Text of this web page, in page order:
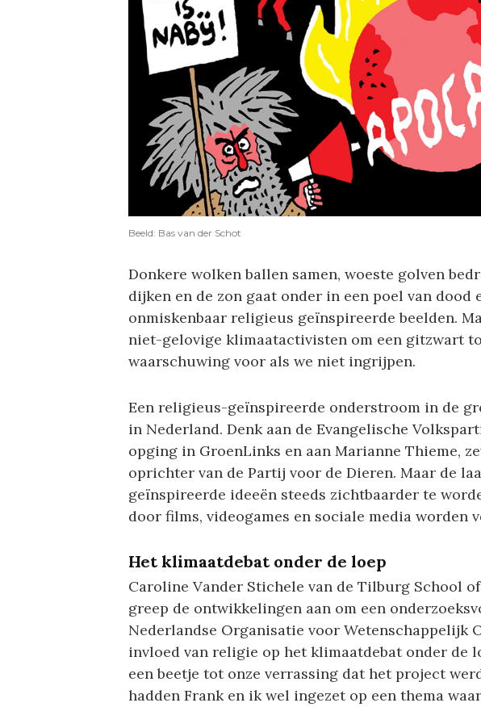
Beeld: Bas van der Schot
Donkere wolken ballen samen, woeste golven
dijken en de zon gaat onder in een poel van dood
onmiskenbaar religieus geïnspireerde beelden.
niet-gelovige klimaatactivisten om een gitzwart
waarschuwing voor als we niet ingrijpen.
Een religieus-geïnspireerde onderstroom in de
in Nederland. Denk aan de Evangelische
opging in GroenLinks en aan Marianne Thieme,
oprichter van de Partij voor de Dieren. Maar de
geïnspireerde ideeën steeds zichtbaarder te
door films, videogames en sociale media worden
Het klimaatdebat onder de loep
Caroline Vander Stichele van de Tilburg School
greep de ontwikkelingen aan om een
Nederlandse Organisatie voor Wetenschappelijk
invloed van religie op het klimaatdebat onder de
een beetje tot onze verrassing dat het project
hadden Frank en ik wel ingezet op een thema